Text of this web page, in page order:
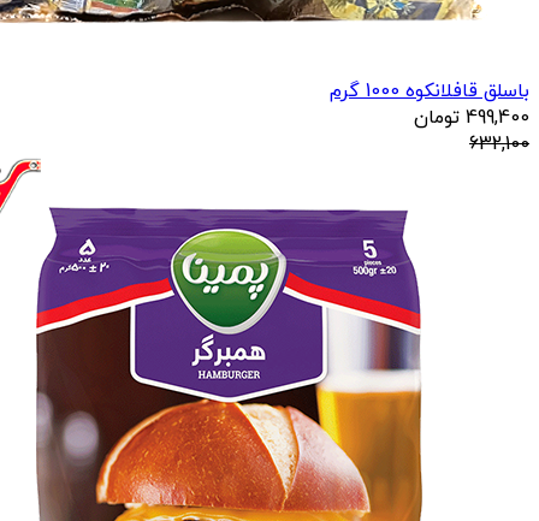
باسلق قافلانکوه 1000 گرم
499,400 تومان
632,100